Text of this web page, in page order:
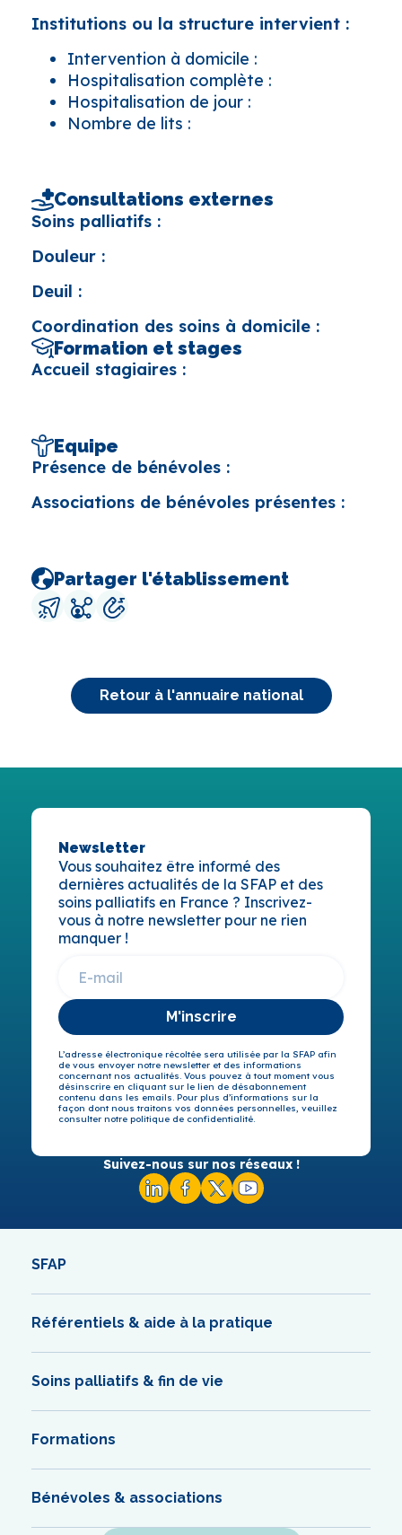
Institutions ou la structure intervient :
Intervention à domicile :
Hospitalisation complète :
Hospitalisation de jour :
Nombre de lits :
Consultations externes
Soins palliatifs :
Douleur :
Deuil :
Coordination des soins à domicile :
Formation et stages
Accueil stagiaires :
Equipe
Présence de bénévoles :
Associations de bénévoles présentes :
Partager l'établissement
Retour à l'annuaire national
Newsletter
Vous souhaitez être informé des
dernières actualités de la SFAP et des
soins palliatifs en France ? Inscrivez-
vous à notre newsletter pour ne rien
manquer !
M'inscrire
L’adresse électronique récoltée sera utilisée par la SFAP afin
de vous envoyer notre newsletter et des informations
concernant nos actualités. Vous pouvez à tout moment vous
désinscrire en cliquant sur le lien de désabonnement
contenu dans les emails. Pour plus d’informations sur la
façon dont nous traitons vos données personnelles, veuillez
consulter notre politique de confidentialité.
Suivez-nous sur nos réseaux !
SFAP
Référentiels & aide à la pratique
Soins palliatifs & fin de vie
Formations
Bénévoles & associations